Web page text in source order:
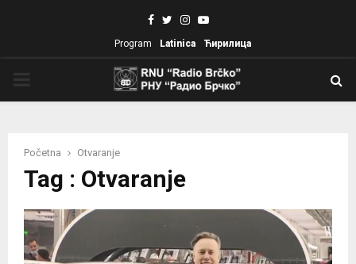
Facebook
TwitterInstagram
Youtube
Program Latinica Ћирилица
Početna Otvaranje
Tag : Otvaranje